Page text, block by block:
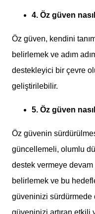
4. Öz güven
Öz güven, kendini
belirlemek ve adım
destekleyici bir çevre
geliştirilebilir.
5. Öz güven
Öz güvenin
güncellemeli, olumlu
destek vermeye
belirlemek ve bu
güveninizi sürdürmede
güveninizi artıran etkili